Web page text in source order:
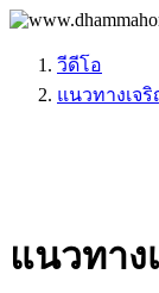
วีดีโอ
แนวทางเจ
แนวทาง